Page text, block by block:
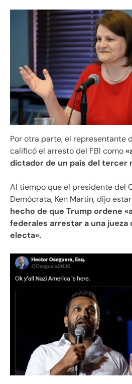
Por otra parte, el representante
calificó el arresto del FBI como
dictador de un país del tercer
Al tiempo que el presidente del
Demócrata, Ken Martin, dijo estar
hecho de que Trump ordene
federales arrestar a una jueza
electa».